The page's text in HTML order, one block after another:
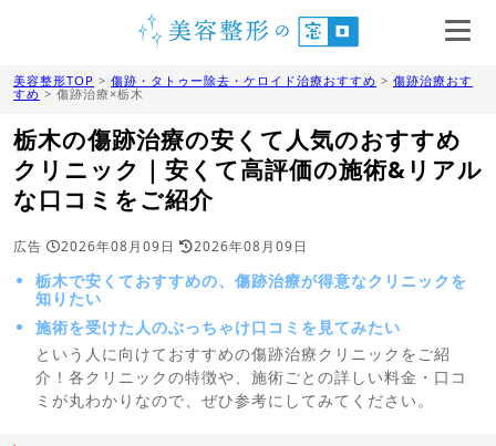
美容整形TOP > 傷跡・タトゥー除去・ケロイド治療おすすめ > 傷跡治療おす
すめ > 傷跡治療×栃木
栃木の傷跡治療の安くて人気のおすすめ
クリニック｜安くて高評価の施術&リアル
な口コミをご紹介
広告 2026年08月09日 2026年08月09日
栃木で安くておすすめの、傷跡治療が得意なクリニックを
知りたい
施術を受けた人のぶっちゃけ口コミを見てみたい
という人に向けておすすめの傷跡治療クリニックをご紹
介！各クリニックの特徴や、施術ごとの詳しい料金・口コ
ミが丸わかりなので、ぜひ参考にしてみてください。